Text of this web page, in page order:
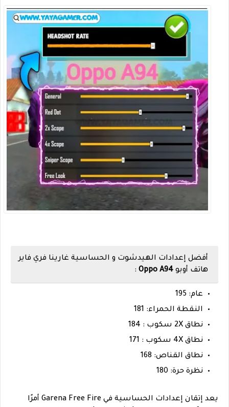
أفضل إعدادات الهيدشوت و الحساسية غارينا فري فاير
هاتف أوبو :
عام: 195
النقطة الحمراء: 181
نطاق 2X سكوب : 184
نطاق 4X سكوب : 171
نطاق القناص: 168
نظرة حرة: 180
يعد إتقان إعدادات الحساسية في Garena Free Fire أمرًا